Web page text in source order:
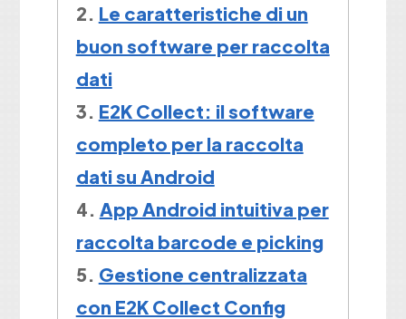
Le caratteristiche di un
buon software per raccolta
dati
E2K Collect: il software
completo per la raccolta
dati su Android
App Android intuitiva per
raccolta barcode e picking
Gestione centralizzata
con E2K Collect Config